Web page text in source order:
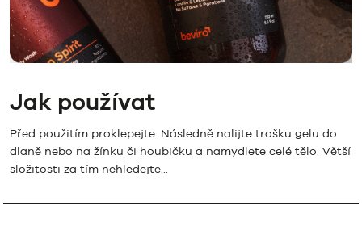
Jak používat
Před použitím proklepejte. Následně nalijte trošku gelu do
dlaně nebo na žínku či houbičku a namydlete celé tělo. Větší
složitosti za tím nehledejte...